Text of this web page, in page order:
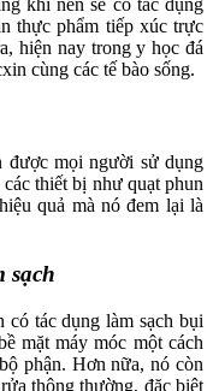
khí nên sẽ có tác dụng
thực phẩm tiếp xúc trực
hiện nay trong y học đá
cùng các tế bào sống.
được mọi người sử dụng
thiết bị như quạt phun
quả mà nó đem lại là
sạch
tác dụng làm sạch bụi
mặt máy móc một cách
phận. Hơn nữa, nó còn
thông thường, đặc biệt